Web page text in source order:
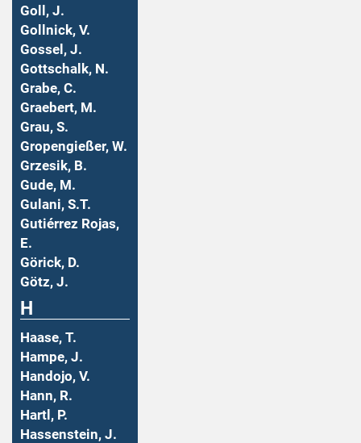
Goll, J.
Gollnick, V.
Gossel, J.
Gottschalk, N.
Grabe, C.
Graebert, M.
Grau, S.
Gropengießer, W.
Grzesik, B.
Gude, M.
Gulani, S.T.
Gutiérrez Rojas,
E.
Görick, D.
Götz, J.
H
Haase, T.
Hampe, J.
Handojo, V.
Hann, R.
Hartl, P.
Hassenstein, J.